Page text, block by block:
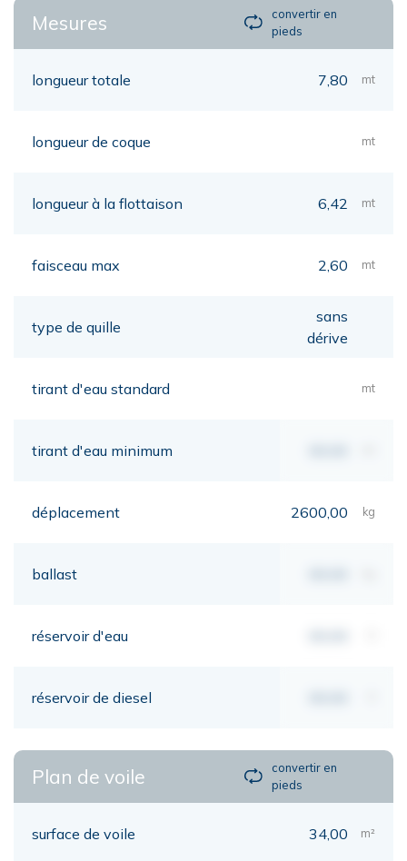
Mesures
convertir en
pieds
longueur totale 7,80 mt
longueur de coque mt
longueur à la flottaison 6,42 mt
faisceau max 2,60 mt
type de quille
sans
dérive
tirant d'eau standard mt
tirant d'eau minimum
déplacement 2600,00 kg
ballast
réservoir d'eau
réservoir de diesel
Plan de voile
convertir en
pieds
surface de voile 34,00 m²